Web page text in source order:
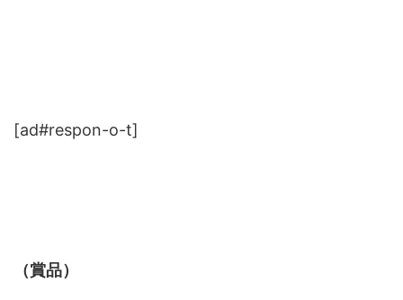
[ad#respon-o-t]
（賞品）